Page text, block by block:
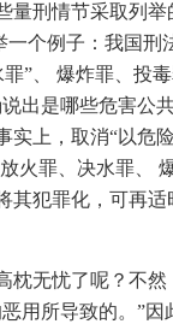
量刑情节采取列
个例子：我国刑
”、 爆炸罪、投
出是哪些危害公
实上，取消“以危
火罪、决水罪、
其犯罪化，可再
枕无忧了呢？不
用所导致的。”因